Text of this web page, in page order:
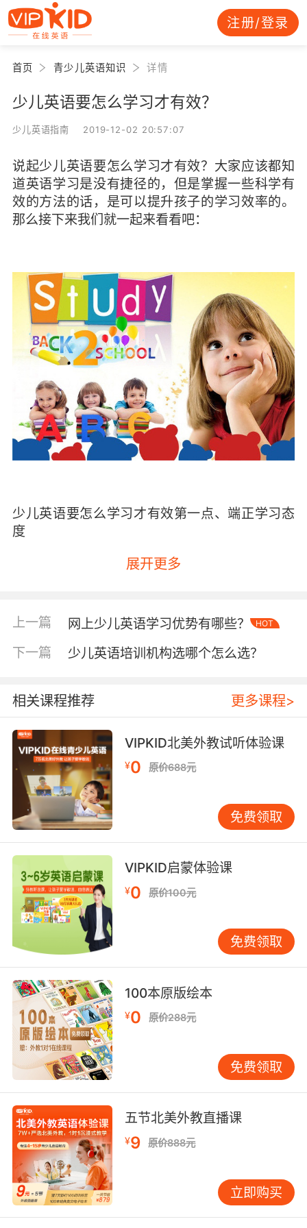
注册/登录
首页 青少儿英语知识 详情
少儿英语要怎么学习才有效？
少儿英语指南 2019-12-02 20:57:07
说起少儿英语要怎么学习才有效？大家应该都知
道英语学习是没有捷径的，但是掌握一些科学有
效的方法的话，是可以提升孩子的学习效率的。
那么接下来我们就一起来看看吧：
少儿英语要怎么学习才有效第一点、端正学习态
度
孩子学习英语不要认为是给家长、给老师学的，
的帮助，也就是端正孩子的学习态度，这样才能
更好地展开英语的学习。
少儿英语要怎么学习才有效第二点、培养学习兴
趣
孩子对英语感兴趣了他们才能变“要我学”为“我要
学”，其实孩子一开始的时候对英语都是感兴趣
的。只不过需要采用不一样的方法来引导，让孩
子们将他们的学习兴趣维持下去。像是孩子都是
喜欢玩游戏的，在玩耍的时候他们的注意力可以
得到最大程度的集中，那么不妨将英语学习融入
语，这样不仅可以更有效的掌握，更是可以培养
起他们学习英语的兴趣来。
少儿英语要怎么学习才有效第三点、坚持听说锻
炼
孩子学习英语最基础的听力和口语是一定要练习
的，只有这样才能彻底摆脱“哑巴英语”和“中式英
语”。可以坚持每天听英文录音，坚持进行口语练
习，说的多了自然可以说的更加顺利和流畅。只
有将英文当成中文一样每天使用，才能更好地掌
少儿英语要怎么学习才有效第四点、坚持阅读
阅读不仅仅是一种好习惯更是一种能力，通过英
文阅读可以让孩子更好地认识这个世界，也能帮
助孩子积累不少的英语单词和语法知识，养成阅
展开更多
上一篇 网上少儿英语学习优势有哪些？ HOT
下一篇 少儿英语培训机构选哪个怎么选？
相关课程推荐 更多课程>
VIPKID北美外教试听体验课
¥0 原价688元
免费领取
VIPKID启蒙体验课
¥0 原价100元
免费领取
100本原版绘本
¥0 原价288元
免费领取
五节北美外教直播课
¥9 原价888元
立即购买